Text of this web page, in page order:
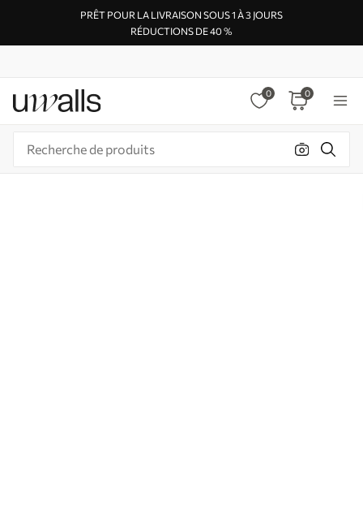
PRÊT POUR LA LIVRAISON SOUS 1 À 3 JOURS
RÉDUCTIONS DE 40 %
0 0